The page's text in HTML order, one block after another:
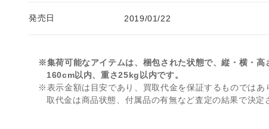
発売日 2019/01/22
※集荷可能なアイテムは、梱包された状態で、縦・横・高
160cm以内、重さ25kg以内です。
※表示金額は目安であり、買取代金を保証するものではあ
取代金は商品状態、付属品の有無など査定の結果で決定